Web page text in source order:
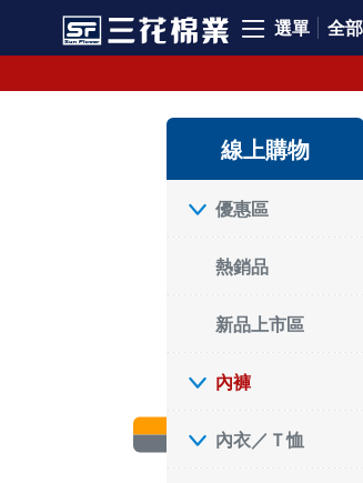
選單 全部
線上購物
優惠區
熱銷品
新品上市區
內褲
內衣／Ｔ恤